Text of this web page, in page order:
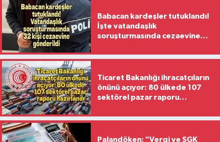
Babacan kardeşler tutuklandı!
İşte vatandaşlık
soruşturmasında cezaevine
Ticaret Bakanlığı ihracatçıların
önünü açıyor: 80 ülkede 107
sektörel pazar raporu
Palandöken: "Vergi ve SGK